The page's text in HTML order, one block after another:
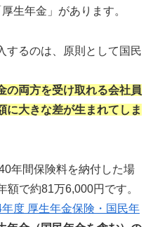
生年金」があります。
するのは、原則として国民
の両方を受け取れる会社員
に大きな差が生まれてしま
年間保険料を納付した場
額で約81万6,000円です。
度 厚生年金保険・国民年